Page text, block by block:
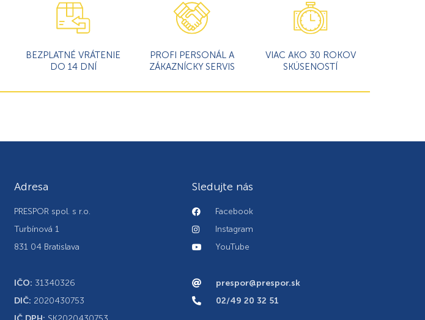
BEZPLATNÉ VRÁTENIE
DO 14 DNÍ
PROFI PERSONÁL A
ZÁKAZNÍCKY SERVIS
VIAC AKO 30 ROKOV
SKÚSENOSTÍ
Adresa
PRESPOR spol. s r.o.
Turbínová 1
831 04 Bratislava
IČO: 31340326
DIČ: 2020430753
Sledujte nás
Facebook
Instagram
YouTube
prespor@prespor.sk
02/49 20 32 51